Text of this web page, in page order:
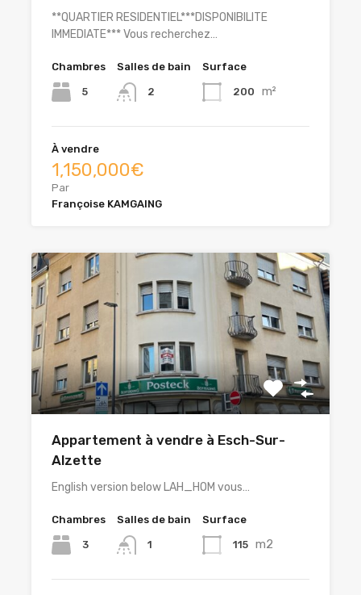
**QUARTIER RESIDENTIEL***DISPONIBILITE
IMMEDIATE*** Vous recherchez…
Chambres
5
Salles de bain
2
Surface
200 m²
À vendre
1,150,000€
Par
Françoise KAMGAING
Appartement à vendre à Esch-Sur-
Alzette
English version below LAH_HOM vous…
Chambres
3
Salles de bain
1
Surface
115 m2